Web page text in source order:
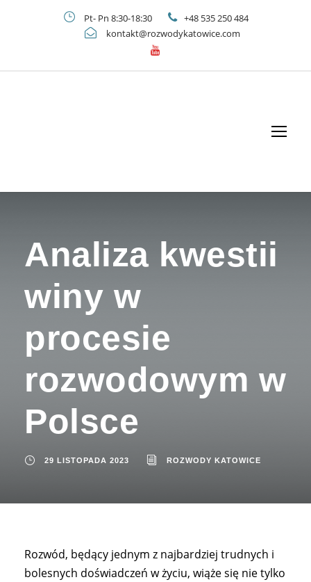
Pt- Pn 8:30-18:30
+48 535 250 484
kontakt@rozwodykatowice.com
Analiza kwestii
winy w
procesie
rozwodowym w
Polsce
29 LISTOPADA 2023 ROZWODY KATOWICE
Rozwód, będący jednym z najbardziej trudnych i
bolesnych doświadczeń w życiu, wiąże się nie tylko